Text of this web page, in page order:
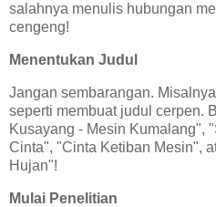
salahnya menulis hubungan
cengeng!
Menentukan Judul
Jangan sembarangan.
seperti membuat judul cerpen.
Kusayang - Mesin Kumalang",
Cinta", "Cinta Ketiban Mesin",
Hujan"!
Mulai Penelitian